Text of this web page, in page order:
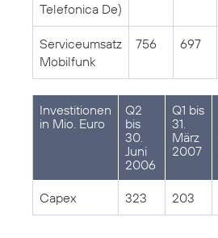
Telefonica De)
Serviceumsatz
Mobilfunk
756 697
Investitionen
in Mio. Euro
Q2
bis
30.
Juni
2006
Q1 bis
31.
März
2007
Capex 323 203